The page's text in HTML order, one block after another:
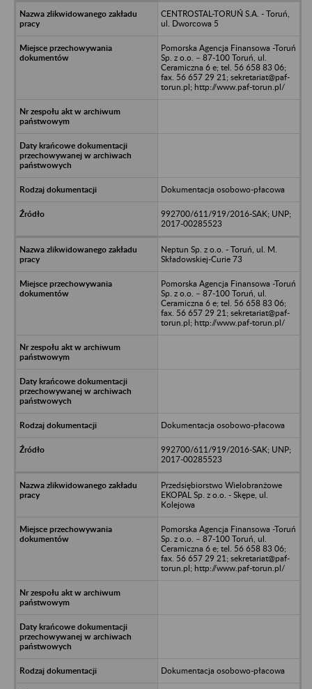
CENTROSTAL-TORUŃ S.A. - Toruń,
ul. Dworcowa 5
Pomorska Agencja Finansowa -Toruń
Sp. z o.o. – 87-100 Toruń, ul.
Ceramiczna 6 e; tel. 56 658 83 06;
fax. 56 657 29 21; sekretariat@paf-
torun.pl; http://www.paf-torun.pl/
Dokumentacja osobowo-płacowa
992700/611/919/2016-SAK; UNP;
2017-00285523
Neptun Sp. z o.o. - Toruń, ul. M.
Składowskiej-Curie 73
Pomorska Agencja Finansowa -Toruń
Sp. z o.o. – 87-100 Toruń, ul.
Ceramiczna 6 e; tel. 56 658 83 06;
fax. 56 657 29 21; sekretariat@paf-
torun.pl; http://www.paf-torun.pl/
Dokumentacja osobowo-płacowa
992700/611/919/2016-SAK; UNP;
2017-00285523
Przedsiębiorstwo Wielobranżowe
EKOPAL Sp. z o.o. - Skępe, ul.
Kolejowa
Pomorska Agencja Finansowa -Toruń
Sp. z o.o. – 87-100 Toruń, ul.
Ceramiczna 6 e; tel. 56 658 83 06;
fax. 56 657 29 21; sekretariat@paf-
torun.pl; http://www.paf-torun.pl/
Dokumentacja osobowo-płacowa